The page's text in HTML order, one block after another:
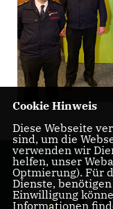
Cookie Hinweis
Diese Webseite
sind, um die
verwenden wir
helfen, unser
Optmierung). Für
Dienste,
Einwilligung
Informationen